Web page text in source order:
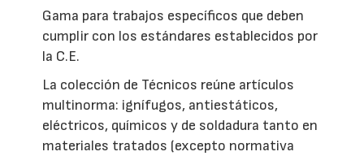
Gama para trabajos específicos que deben
cumplir con los estándares establecidos por
la C.E.
La colección de Técnicos reúne artículos
multinorma: ignífugos, antiestáticos,
eléctricos, químicos y de soldadura tanto en
materiales tratados (excepto normativa